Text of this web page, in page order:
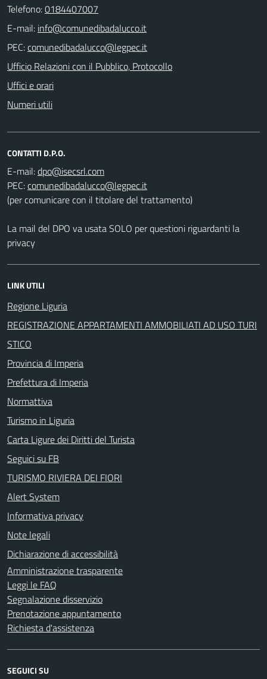
Telefono:0184407007
E-mail:
PEC:
Ufficio Relazioni con il Pubblico, Protocollo
Uffici e orari
Numeri utili
CONTATTI D.P.O.
E-mail:
PEC:
(per comunicare con il titolare del trattamento)
La mail del DPO va usata SOLO per questioni riguardanti la
privacy
LINK UTILI
Regione Liguria
REGISTRAZIONE APPARTAMENTI AMMOBILIATI AD USO TURI
STICO
Provincia di Imperia
Prefettura di Imperia
Normattiva
Turismo in Liguria
Carta Ligure dei Diritti del Turista
Seguici su FB
TURISMO RIVIERA DEI FIORI
Alert System
Informativa privacy
Note legali
Dichiarazione di accessibilità
Amministrazione trasparente
Leggi le FAQ
Segnalazione disservizio
Prenotazione appuntamento
Richiesta d'assistenza
SEGUICI SU